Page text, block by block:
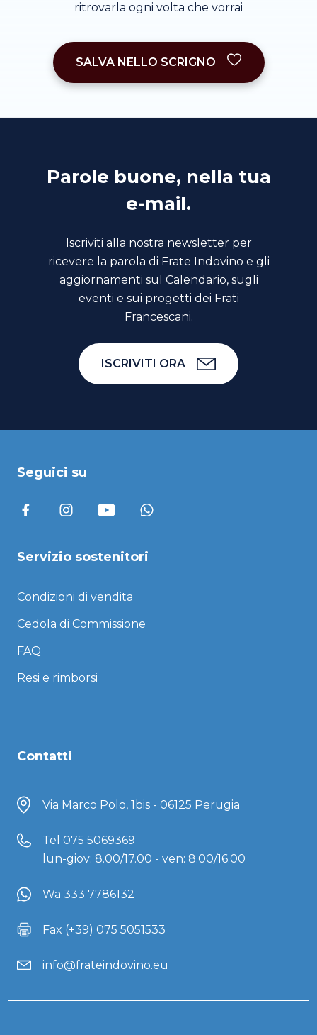
ritrovarla ogni volta che vorrai
SALVA NELLO SCRIGNO
Parole buone, nella tua
e-mail.
Iscriviti alla nostra newsletter per
ricevere la parola di Frate Indovino e gli
aggiornamenti sul Calendario, sugli
eventi e sui progetti dei Frati
Francescani.
ISCRIVITI ORA
Seguici su
Servizio sostenitori
Condizioni di vendita
Cedola di Commissione
FAQ
Resi e rimborsi
Contatti
Via Marco Polo, 1bis - 06125 Perugia
Tel 075 5069369
lun-giov: 8.00/17.00 - ven: 8.00/16.00
Wa 333 7786132
Fax (+39) 075 5051533
info@frateindovino.eu